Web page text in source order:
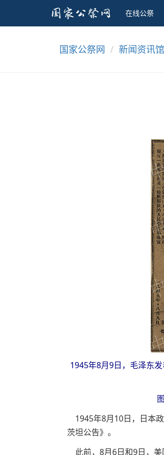
在线公祭
国家公祭网 新闻资讯馆
1945年8月9日，毛泽东
1945年8月10日，日本
茨坦公告》。
此前，8月6日和9日，美